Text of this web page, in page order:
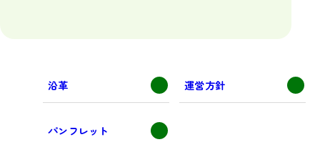
沿革 運営方針
パンフレット